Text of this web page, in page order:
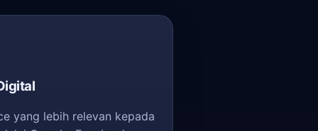
yang lebih relevan kepada